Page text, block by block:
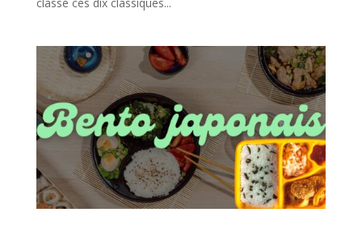
classé ces dix classiques...